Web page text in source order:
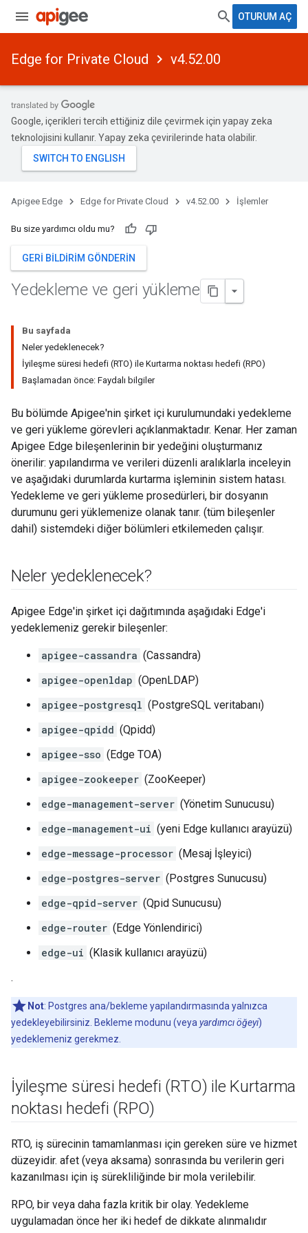
OTURUM AÇ
Edge for Private Cloud v4.52.00
Google, içerikleri tercih ettiğiniz dile çevirmek için yapay zeka
teknolojisini kullanır. Yapay zeka çevirilerinde hata olabilir.
Apigee Edge Edge for Private Cloud v4.52.00 İşlemler
Bu size yardımcı oldu mu?
GERI BILDIRIM GÖNDERIN
Yedekleme ve geri yükleme
Bu sayfada
Neler yedeklenecek?
İyileşme süresi hedefi (RTO) ile Kurtarma noktası hedefi (RPO)
Başlamadan önce: Faydalı bilgiler
Bu bölümde Apigee'nin şirket içi kurulumundaki yedekleme
ve geri yükleme görevleri açıklanmaktadır. Kenar. Her zaman
Apigee Edge bileşenlerinin bir yedeğini oluşturmanız
önerilir: yapılandırma ve verileri düzenli aralıklarla inceleyin
ve aşağıdaki durumlarda kurtarma işleminin sistem hatası.
Yedekleme ve geri yükleme prosedürleri, bir dosyanın
durumunu geri yüklemenize olanak tanır. (tüm bileşenler
dahil) sistemdeki diğer bölümleri etkilemeden çalışır.
Neler yedeklenecek?
Apigee Edge'in şirket içi dağıtımında aşağıdaki Edge'i
yedeklemeniz gerekir bileşenler:
apigee-cassandra (Cassandra)
apigee-openldap (OpenLDAP)
apigee-postgresql (PostgreSQL veritabanı)
apigee-qpidd (Qpidd)
apigee-sso (Edge TOA)
apigee-zookeeper (ZooKeeper)
edge-management-server (Yönetim Sunucusu)
edge-management-ui (yeni Edge kullanıcı arayüzü)
edge-message-processor (Mesaj İşleyici)
edge-postgres-server (Postgres Sunucusu)
edge-qpid-server (Qpid Sunucusu)
edge-router (Edge Yönlendirici)
edge-ui (Klasik kullanıcı arayüzü)
.
Not: Postgres ana/bekleme yapılandırmasında yalnızca
yedekleyebilirsiniz. Bekleme modunu (veya yardımcı öğeyi)
yedeklemeniz gerekmez.
İyileşme süresi hedefi (RTO) ile Kurtarma
noktası hedefi (RPO)
RTO, iş sürecinin tamamlanması için gereken süre ve hizmet
düzeyidir. afet (veya aksama) sonrasında bu verilerin geri
kazanılması için iş sürekliliğinde bir mola verilebilir.
RPO, bir veya daha fazla kritik bir olay. Yedekleme
uygulamadan önce her iki hedef de dikkate alınmalıdır